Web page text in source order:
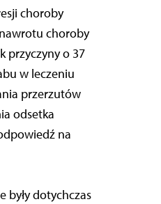
choroby
choroby
przyczyny o 37
w leczeniu
przerzutów
odsetka
na
były dotychczas